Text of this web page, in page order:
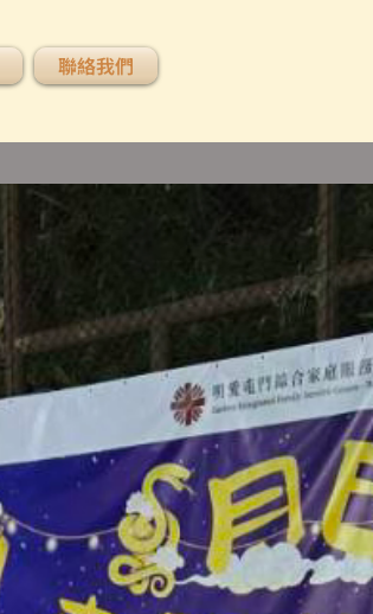
聯絡我們